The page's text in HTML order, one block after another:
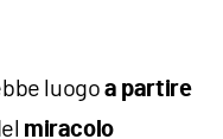
luogo a partire
miracolo